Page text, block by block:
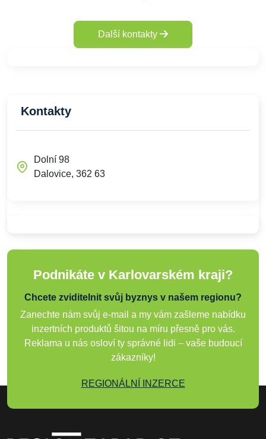
Další kontakty
Kontakty
Dolní 98
Dalovice, 362 63
Podnikáte v Karlovarském kraji?
Chcete zviditelnit svůj byznys v našem regionu?
Zanechte nám svůj e-mail a my vám zašleme nabídku
inzertních produktů šitou na míru přesně pro vás.
Reklama u nás osloví ty správné lidi – vaše budoucí
zákazníky!
REGIONÁLNÍ INZERCE